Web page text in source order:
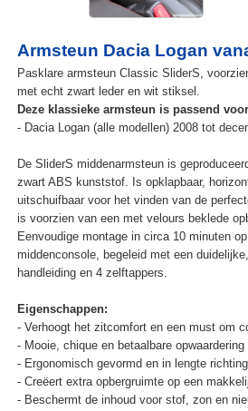
Armsteun Dacia Logan
Pasklare armsteun Classic SliderS,
met echt zwart leder en wit stiksel.
Deze klassieke armsteun is passend
- Dacia Logan (alle modellen) 2008 tot
De SliderS middenarmsteun is
zwart ABS kunststof. Is opklapbaar,
uitschuifbaar voor het vinden van de
is voorzien van een met velours beklede
Eenvoudige montage in circa 10 minuten
middenconsole, begeleid met een
handleiding en 4 zelftappers.
Eigenschappen:
- Verhoogt het zitcomfort en een must om
- Mooie, chique en betaalbare
- Ergonomisch gevormd en in lengte
- Creëert extra opbergruimte op een
- Beschermt de inhoud voor stof, zon en